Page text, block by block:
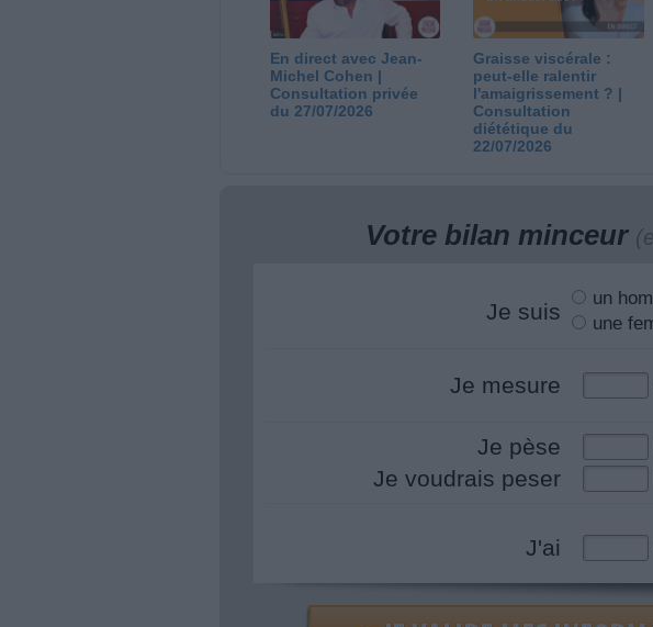
En direct avec Jean-
Michel Cohen |
Consultation privée
du 27/07/2026
Graisse viscérale :
peut-elle ralentir
l'amaigrissement ? |
Consultation
diététique du
22/07/2026
Votre bilan minceur
Je suis
un
une
Je mesure
Je pèse
Je voudrais peser
J'ai